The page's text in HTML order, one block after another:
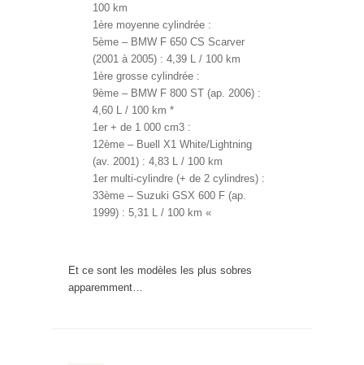
100 km
1ère moyenne cylindrée :
5ème – BMW F 650 CS Scarver
(2001 à 2005) : 4,39 L / 100 km
1ère grosse cylindrée :
9ème – BMW F 800 ST (ap. 2006) :
4,60 L / 100 km *
1er + de 1 000 cm3 :
12ème – Buell X1 White/Lightning
(av. 2001) : 4,83 L / 100 km
1er multi-cylindre (+ de 2 cylindres) :
33ème – Suzuki GSX 600 F (ap.
1999) : 5,31 L / 100 km «
Et ce sont les modèles les plus sobres
apparemment…